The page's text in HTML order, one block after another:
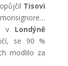
Tisovi
v Londýně
se 90 %
modlilo za